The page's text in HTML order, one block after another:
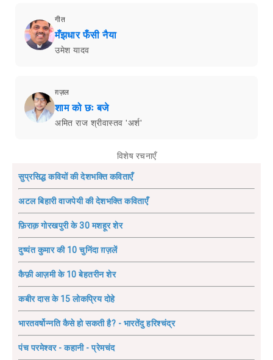
गीत
मँझधार फँसी नैया
उमेश यादव
ग़ज़ल
शाम को छः बजे
अमित राज श्रीवास्तव 'अर्श'
विशेष रचनाएँ
सुप्रसिद्ध कवियों की देशभक्ति कविताएँ
अटल बिहारी वाजपेयी की देशभक्ति कविताएँ
फ़िराक़ गोरखपुरी के 30 मशहूर शेर
दुष्यंत कुमार की 10 चुनिंदा ग़ज़लें
कैफ़ी आज़मी के 10 बेहतरीन शेर
कबीर दास के 15 लोकप्रिय दोहे
भारतवर्षोन्नति कैसे हो सकती है? - भारतेंदु हरिश्चंद्र
पंच परमेश्वर - कहानी - प्रेमचंद